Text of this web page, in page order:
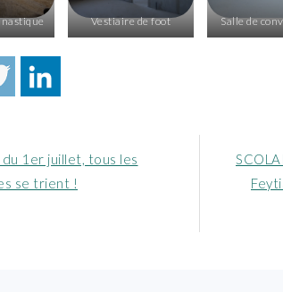
Vestiaire de foot Salle de
du 1er juillet, tous les
se trient !
Article
suivant